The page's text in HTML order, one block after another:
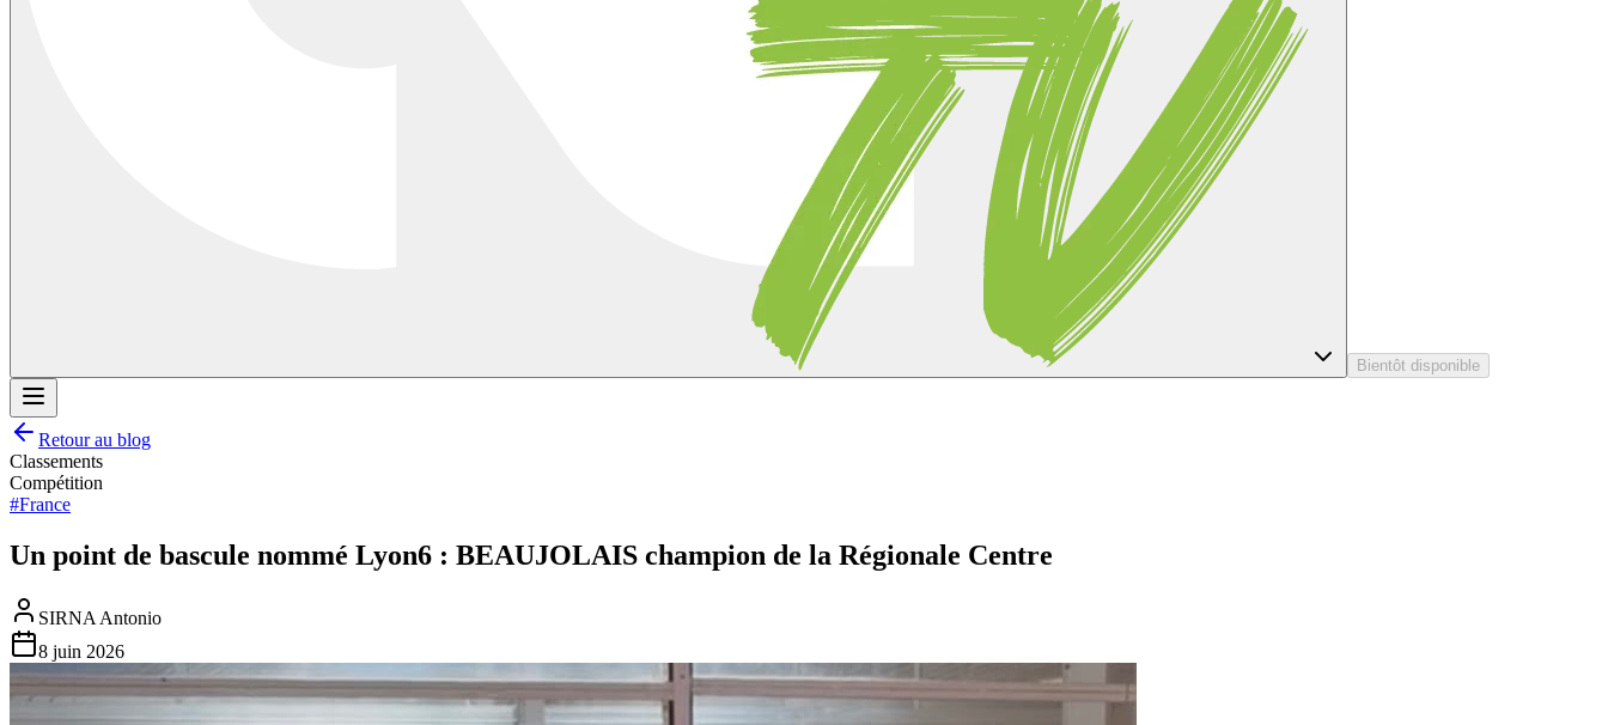
Bientôt disponible
Retour au blog
Classements
Compétition
#France
Un point de bascule nommé Lyon6 : BEAUJOLAIS champion de la Régionale Centre
SIRNA Antonio
8 juin 2026